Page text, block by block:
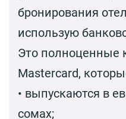
бронирования
использую
Это полноценные
Mastercard,
• выпускаются в
сомах;